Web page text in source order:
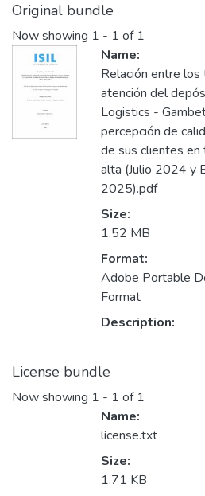
Original bundle
Now showing 1 - 1 of 1
Name:
Relación entre
atención del
Logistics -
percepción de
de sus clientes en
alta (Julio 2024 y
2025).pdf
Size:
1.52 MB
Format:
Adobe Portable
Format
Description:
License bundle
Now showing 1 - 1 of 1
Name:
license.txt
Size:
1.71 KB